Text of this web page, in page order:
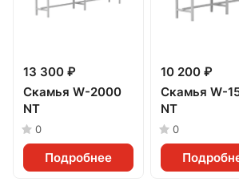
13 300 ₽
Скамья W-2000
NT
0
Подробнее
10 200 ₽
Скамья W-
NT
0